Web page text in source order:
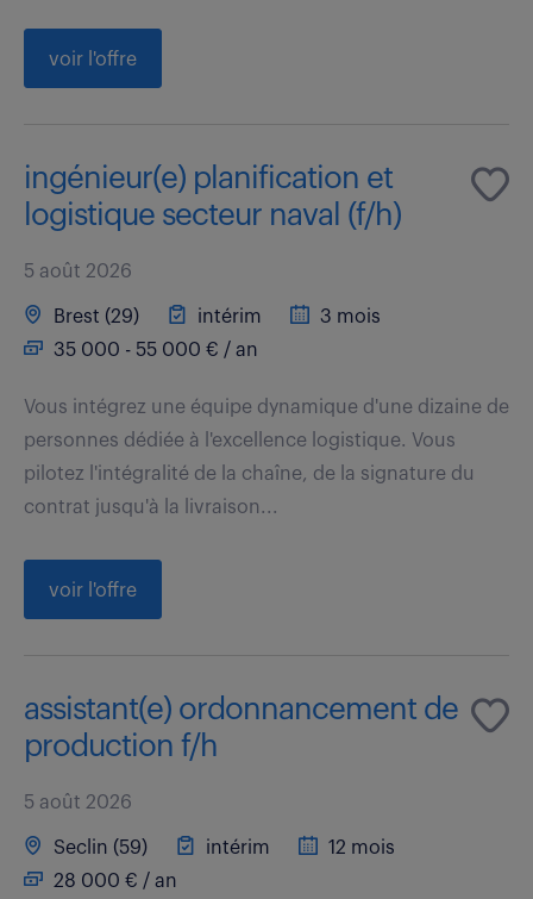
voir l'offre
ingénieur(e) planification et
logistique secteur naval (f/h)
5 août 2026
Brest (29) intérim
3 mois
35 000 - 55 000 € / an
Vous intégrez une équipe dynamique d'une dizaine de
personnes dédiée à l'excellence logistique. Vous
pilotez l'intégralité de la chaîne, de la signature du
contrat jusqu'à la livraison...
voir l'offre
assistant(e) ordonnancement de
production f/h
5 août 2026
Seclin (59) intérim
12 mois
28 000 € / an